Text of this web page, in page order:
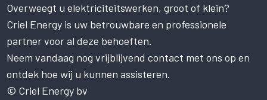
Overweegt u elektriciteitswerken, groot of klein?
Criel Energy is uw betrouwbare en professionele
partner voor al deze behoeften.
Neem vandaag nog vrijblijvend contact met ons op en
ontdek hoe wij u kunnen assisteren.
© Criel Energy bv
gebruikerservaring te verbeteren. Door
onze website te gebruiken, stemt u in met
alle cookies in overeenstemming met ons
Cookiebeleid.Lees verder
STRIKT NOODZAKELIJK
PRESTATIE